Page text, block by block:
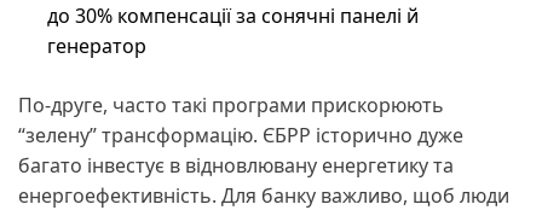
до 30% компенсації за сонячні панелі й
генератор
По-друге, часто такі програми прискорюють
“зелену” трансформацію. ЄБРР історично дуже
багато інвестує в відновлювану енергетику та
енергоефективність. Для банку важливо, щоб люди